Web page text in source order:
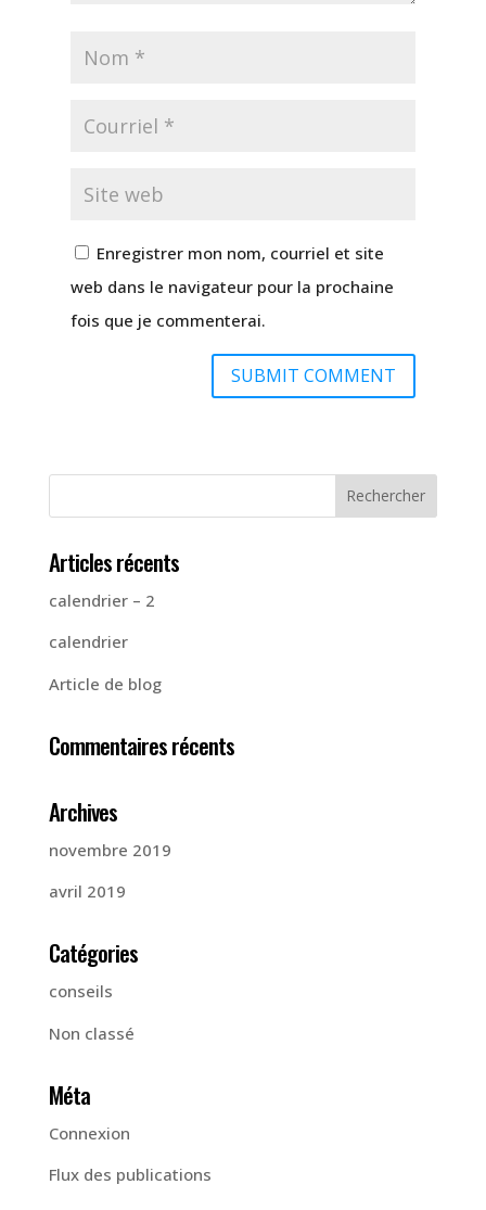
Enregistrer mon nom, courriel et site
web dans le navigateur pour la prochaine
fois que je commenterai.
Articles récents
calendrier – 2
calendrier
Article de blog
Commentaires récents
Archives
novembre 2019
avril 2019
Catégories
conseils
Non classé
Méta
Connexion
Flux des publications